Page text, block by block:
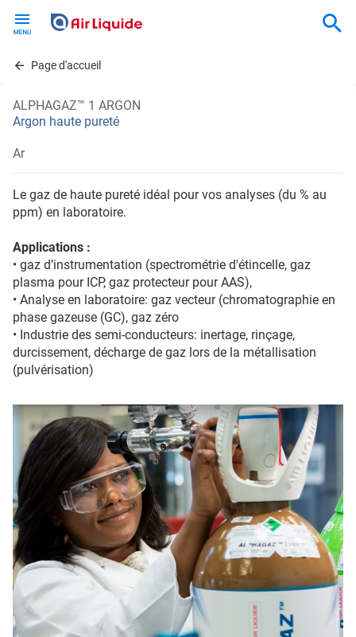
contentPage d'accueil
ALPHAGAZ™ 1 ARGON
Argon haute pureté
Ar
Le gaz de haute pureté idéal pour vos analyses (du % au
ppm) en laboratoire.
Applications :
• gaz d’instrumentation (spectrométrie d'étincelle, gaz
plasma pour ICP, gaz protecteur pour AAS),
• Analyse en laboratoire: gaz vecteur (chromatographie en
phase gazeuse (GC), gaz zéro
• Industrie des semi-conducteurs: inertage, rinçage,
durcissement, décharge de gaz lors de la métallisation
(pulvérisation)